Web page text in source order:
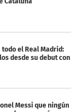
el Real Madrid:
desde su debut con
Messi que ningún